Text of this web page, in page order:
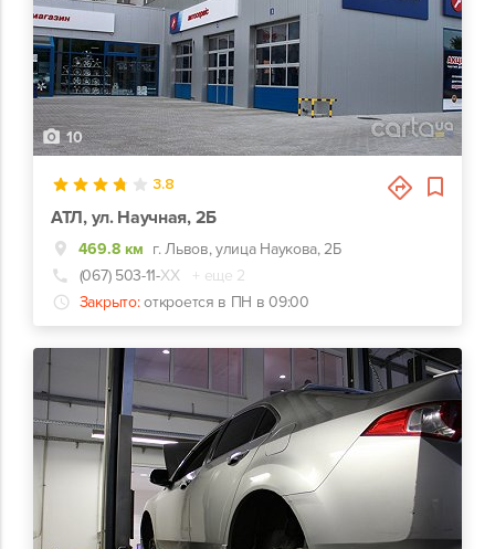
10
3.8
АТЛ, ул. Научная, 2Б
469.8 км г. Львов, улица Наукова, 2Б
(067) 503-11-ХХ
+ еще 2
Закрыто: откроется в ПН в 09:00